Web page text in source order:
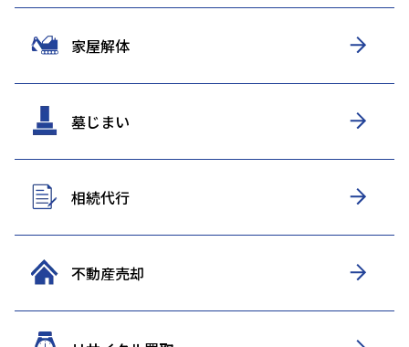
家屋解体
墓じまい
相続代行
不動産売却